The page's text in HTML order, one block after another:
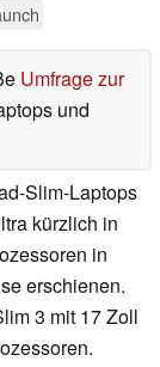
Umfrage zur
und
Slim-Laptops
kürzlich in
in
erschienen.
3 mit 17 Zoll